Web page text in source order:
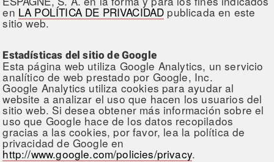
en LA POLÍTICA DE PRIVACIDAD publicada en este
sitio web.
Estadísticas del sitio de Google
Esta página web utiliza Google Analytics, un servicio
analítico de web prestado por Google, Inc.
Google Analytics utiliza cookies para ayudar al
website a analizar el uso que hacen los usuarios del
sitio web. Si desea obtener más información sobre el
uso que Google hace de los datos recopilados
gracias a las cookies, por favor, lea la política de
privacidad de Google en
http://www.google.com/policies/privacy.